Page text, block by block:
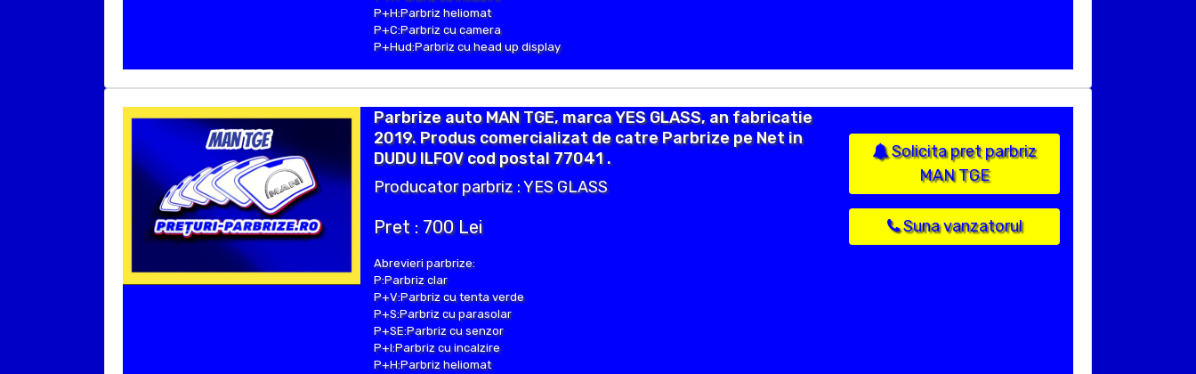
P+H:Parbriz heliomat
P+C:Parbriz cu camera
P+Hud:Parbriz cu head up display
Parbrize auto MAN TGE, marca YES GLASS, an fabricatie
2019. Produs comercializat de catre Parbrize pe Net in
DUDU ILFOV cod postal 77041 .
Producator parbriz : YES GLASS
Pret : 700 Lei
Abrevieri parbrize:
P:Parbriz clar
P+V:Parbriz cu tenta verde
P+S:Parbriz cu parasolar
P+SE:Parbriz cu senzor
P+I:Parbriz cu incalzire
P+H:Parbriz heliomat
Solicita pret parbriz
MAN TGE
Suna vanzatorul